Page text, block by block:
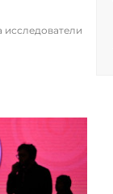
исследователи